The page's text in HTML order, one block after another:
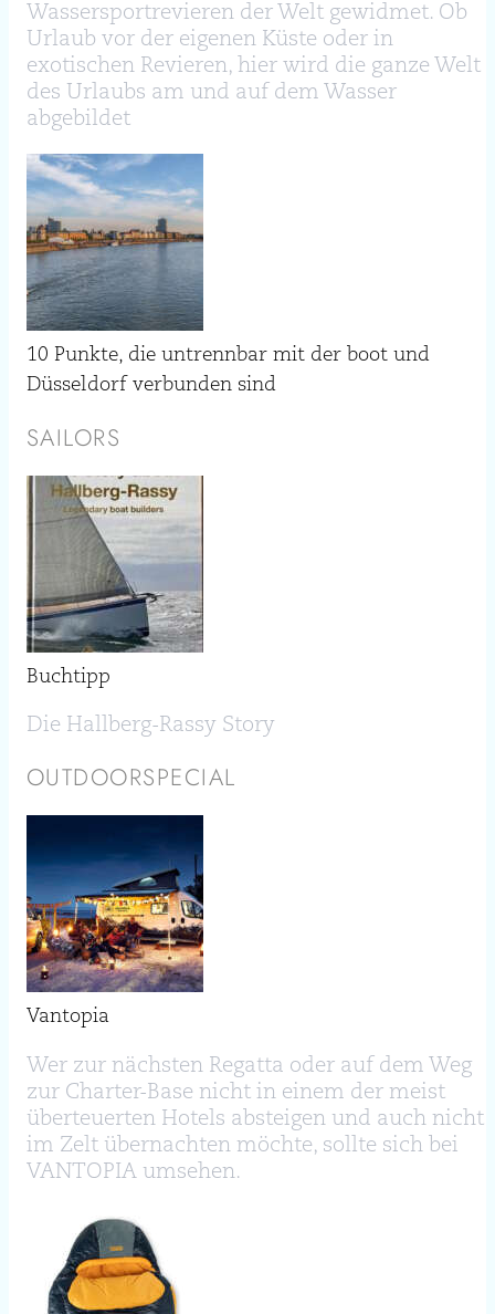
Wassersportrevieren der Welt gewidmet. Ob
Urlaub vor der eigenen Küste oder in
exotischen Revieren, hier wird die ganze Welt
des Urlaubs am und auf dem Wasser
abgebildet
10 Punkte, die untrennbar mit der boot und
Düsseldorf verbunden sind
SAILORS
Buchtipp
Die Hallberg-Rassy Story
OUTDOORSPECIAL
Vantopia
Wer zur nächsten Regatta oder auf dem Weg
zur Charter-Base nicht in einem der meist
überteuerten Hotels absteigen und auch nicht
im Zelt übernachten möchte, sollte sich bei
VANTOPIA umsehen.